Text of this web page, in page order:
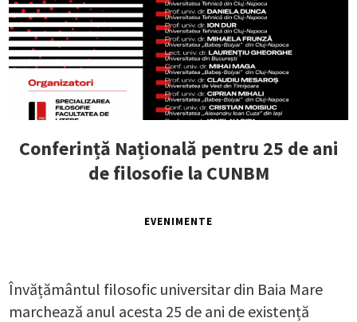
Conferință Națională pentru 25 de ani
de filosofie la CUNBM
EVENIMENTE
Învățământul filosofic universitar din Baia Mare
marchează anul acesta 25 de ani de existență